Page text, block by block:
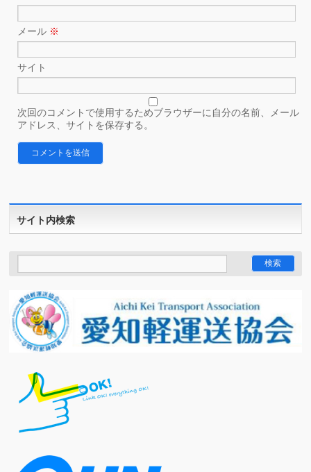
メール ※
サイト
次回のコメントで使用するためブラウザーに自分の名前、メール
アドレス、サイトを保存する。
サイト内検索